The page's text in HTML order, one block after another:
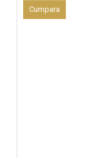
Cumpara